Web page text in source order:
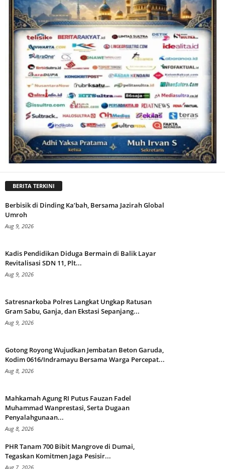
BERITA TERKINI
Berbisik di Dinding Ka’bah, Bersama Jazirah Global
Umroh
Aug 9, 2026
Kadis Pendidikan Diduga Bermain di Balik Layar
Revitalisasi SDN 11, Plt...
Aug 9, 2026
Satresnarkoba Polres Langkat Ungkap Ratusan
Gram Sabu, Ganja, dan Ekstasi Sepanjang...
Aug 9, 2026
Gotong Royong Wujudkan Jembatan Beton Garuda,
Kodim 0616/Indramayu Bersama Warga Percepat...
Aug 8, 2026
Mahkamah Agung RI Putus Fauzan Fadel
Muhammad Wanprestasi, Serta Dugaan
Penyalahgunaan...
Aug 8, 2026
PHR Tanam 700 Bibit Mangrove di Dumai,
Tegaskan Komitmen Jaga Pesisir...
Aug 7, 2026